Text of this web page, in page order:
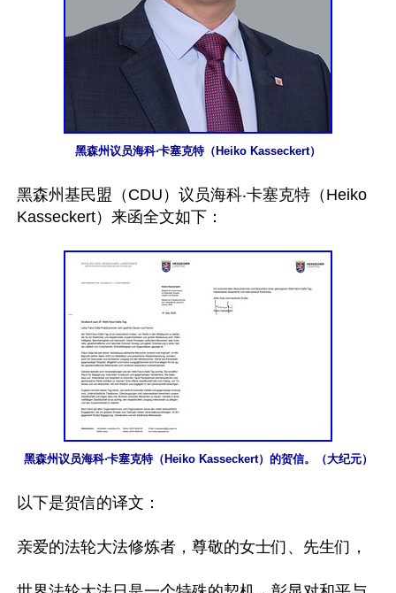
黑森州议员海科‧卡塞克特（Heiko Kasseckert）
黑森州基民盟（CDU）议员海科‧卡塞克特（Heiko
Kasseckert）来函全文如下：
黑森州议员海科‧卡塞克特（Heiko Kasseckert）的贺信。（大纪元）
以下是贺信的译文：
亲爱的法轮大法修炼者，尊敬的女士们、先生们，